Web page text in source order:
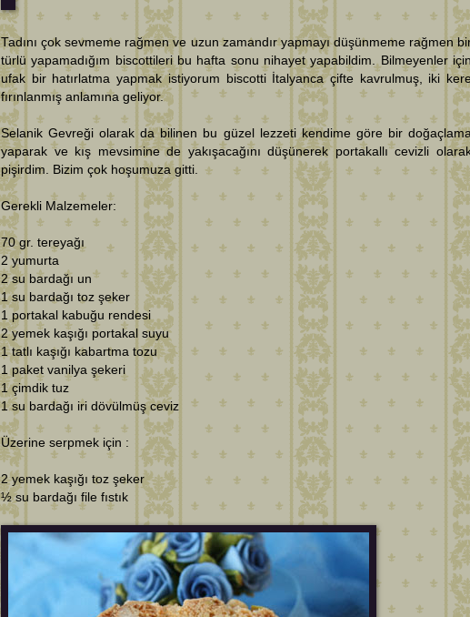
Tadını çok sevmeme rağmen ve uzun zamandır yapmayı düşünmeme rağmen
türlü yapamadığım biscottileri bu hafta sonu nihayet yapabildim. Bilmeyenler için
ufak bir hatırlatma yapmak istiyorum biscotti İtalyanca çifte kavrulmuş, iki
fırınlanmış anlamına geliyor.
Selanik Gevreği olarak da bilinen bu güzel lezzeti kendime göre bir
yaparak ve kış mevsimine de yakışacağını düşünerek portakallı cevizli
pişirdim. Bizim çok hoşumuza gitti.
Gerekli Malzemeler:
70 gr. tereyağı
2 yumurta
2 su bardağı un
1 su bardağı toz şeker
1 portakal kabuğu rendesi
2 yemek kaşığı portakal suyu
1 tatlı kaşığı kabartma tozu
1 paket vanilya şekeri
1 çimdik tuz
1 su bardağı iri dövülmüş ceviz
Üzerine serpmek için :
2 yemek kaşığı toz şeker
½ su bardağı file fıstık